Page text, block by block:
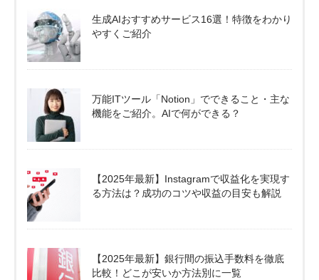
生成AIおすすめサービス16選！特徴をわかり
やすくご紹介
万能ITツール「Notion」でできること・主な
機能をご紹介。AIで何ができる？
【2025年最新】Instagramで収益化を実現す
る方法は？成功のコツや収益の目安も解説
【2025年最新】銀行間の振込手数料を徹底
比較！どこが安いか方法別に一覧